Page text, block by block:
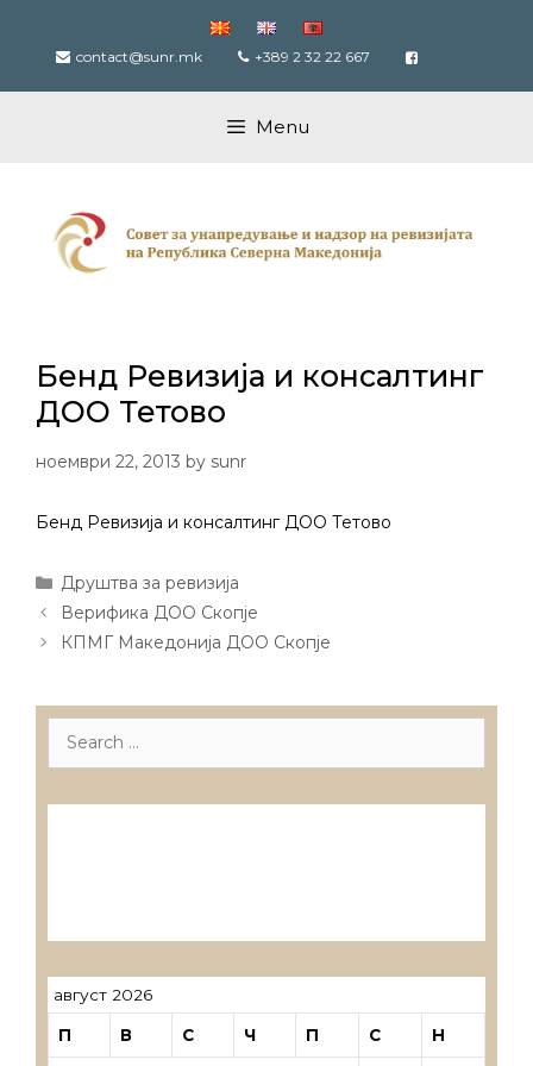
content contact@sunr.mk +389 2 32 22 667
Menu
Бенд Ревизија и консалтинг
ДОО Тетово
ноември 22, 2013 by sunr
Бенд Ревизија и консалтинг ДОО Тетово
Categories
Друштва за ревизија
Post
navigation
Верифика ДОО Скопје
КПМГ Македонија ДОО Скопје
Search
август 2026
П В С Ч П С Н